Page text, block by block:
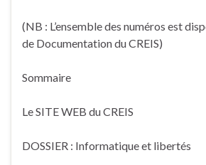
(NB : L’ensemble des numéros est
de Documentation du CREIS)
Sommaire
Le SITE WEB du CREIS
DOSSIER : Informatique et libertés